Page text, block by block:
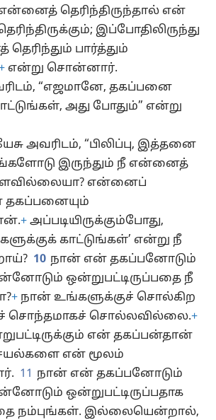
தெரிந்திருந்தால் என்
இப்போதிலிருந்து
பார்த்தும்
என்று சொன்னார்.
“எஜமானே, தகப்பனை
அது போதும்” என்று
அவரிடம், “பிலிப்பு, இத்தனை
இருந்தும் நீ என்னைத்
என்னைப்
தகப்பனையும்
+ அப்படியிருக்கும்போது,
காட்டுங்கள்’ என்று நீ
10 நான் என் தகப்பனோடும்
ஒன்றுபட்டிருப்பதை நீ
+ நான் உங்களுக்குச் சொல்கிற
சொந்தமாகச் சொல்லவில்லை.+
என் தகப்பன்தான்
என் மூலம்
11 நான் என் தகப்பனோடும்
ஒன்றுபட்டிருப்பதாக
நம்புங்கள். இல்லையென்றால்,